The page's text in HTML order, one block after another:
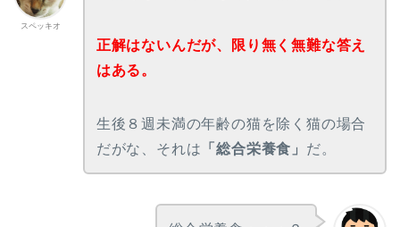
スペッキオ
正解はないんだが、限り無く無難な答え
はある。
生後８週未満の年齢の猫を除く猫の場合
だがな、それは 「総合栄養食」 だ。